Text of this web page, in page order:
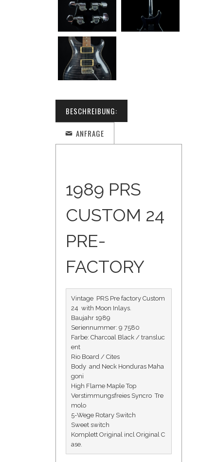
BESCHREIBUNG:
ANFRAGE
1989 PRS
CUSTOM 24
PRE-
FACTORY
Vintage  PRS Pre factory Custom
24  with Moon Inlays.
Baujahr 1989
Seriennummer: 9 7580
Farbe: Charcoal Black / transluc
ent
Rio Board / Cites
Body  and Neck Honduras Maha
goni
High Flame Maple Top
Verstimmungsfreies Syncro  Tre
molo
5-Wege Rotary Switch
Sweet switch
Komplett Original incl Original C
ase.